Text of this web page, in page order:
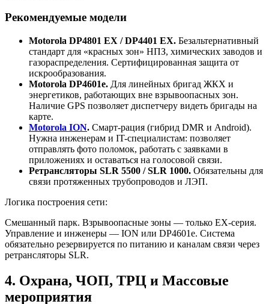
Рекомендуемые модели
Motorola DP4801 EX / DP4401 EX. Безальтернативный
стандарт для «красных зон» НПЗ, химических заводов и
газораспределения. Сертифицированная защита от
искрообразования.
Motorola DP4601e. Для линейных бригад ЖКХ и
энергетиков, работающих вне взрывоопасных зон.
Наличие GPS позволяет диспетчеру видеть бригады на
карте.
Motorola ION. Смарт-рация (гибрид DMR и Android).
Нужна инженерам и IT-специалистам: позволяет
отправлять фото поломок, работать с заявками в
приложениях и оставаться на голосовой связи.
Ретрансляторы SLR 5500 / SLR 1000. Обязательны для
связи протяженных трубопроводов и ЛЭП.
Логика построения сети:
Смешанный парк. Взрывоопасные зоны — только EX-серия.
Управление и инженеры — ION или DP4601e. Система
обязательно резервируется по питанию и каналам связи через
ретрансляторы SLR.
4. Охрана, ЧОП, ТРЦ и Массовые
мероприятия